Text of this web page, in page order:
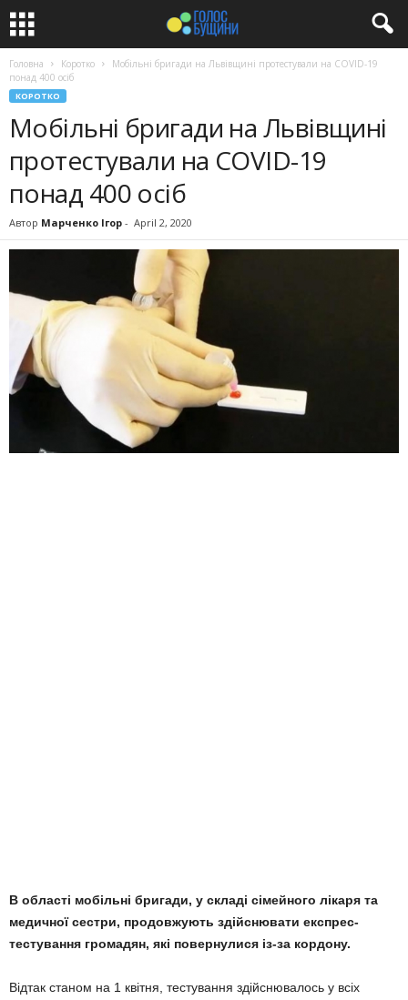
Головна Коротко
Мобільні бригади на Львівщині протестували на COVID-19
понад 400 осіб
КОРОТКО
Мобільні бригади на Львівщині
протестували на COVID-19
понад 400 осіб
Автор Марченко Ігор - April 2, 2020
В області мобільні бригади, у складі сімейного лікаря та
медичної сестри, продовжують здійснювати експрес-
тестування громадян, які повернулися із-за кордону.
Відтак станом на 1 квітня, тестування здійснювалось у всіх